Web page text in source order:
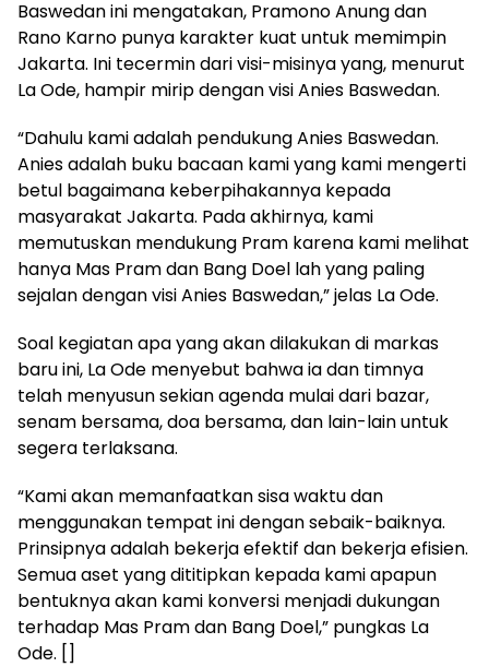
Baswedan ini mengatakan, Pramono Anung dan
Rano Karno punya karakter kuat untuk memimpin
Jakarta. Ini tecermin dari visi-misinya yang, menurut
La Ode, hampir mirip dengan visi Anies Baswedan.
“Dahulu kami adalah pendukung Anies Baswedan.
Anies adalah buku bacaan kami yang kami mengerti
betul bagaimana keberpihakannya kepada
masyarakat Jakarta. Pada akhirnya, kami
memutuskan mendukung Pram karena kami melihat
hanya Mas Pram dan Bang Doel lah yang paling
sejalan dengan visi Anies Baswedan,” jelas La Ode.
Soal kegiatan apa yang akan dilakukan di markas
baru ini, La Ode menyebut bahwa ia dan timnya
telah menyusun sekian agenda mulai dari bazar,
senam bersama, doa bersama, dan lain-lain untuk
segera terlaksana.
“Kami akan memanfaatkan sisa waktu dan
menggunakan tempat ini dengan sebaik-baiknya.
Prinsipnya adalah bekerja efektif dan bekerja efisien.
Semua aset yang dititipkan kepada kami apapun
bentuknya akan kami konversi menjadi dukungan
terhadap Mas Pram dan Bang Doel,” pungkas La
Ode. []